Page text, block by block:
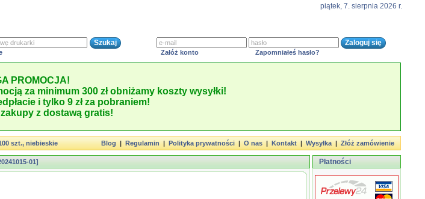
piątek, 7. sierpnia 2026 r.
Załóż konto Zapomniałeś hasło?
PROMOCJA!
za minimum 300 zł obniżamy koszty wysyłki!
i tylko 9 zł za pobraniem!
z dostawą gratis!
szt., niebieskie Blog|Regulamin|Polityka prywatności|O nas|Kontakt|Wysyłka|Złóż zamówienie
01] Płatności